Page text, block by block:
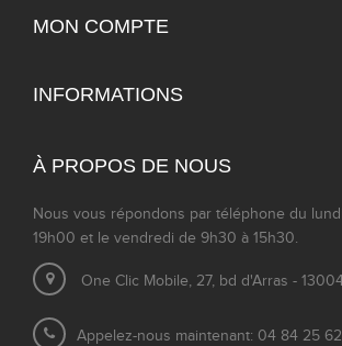
MON COMPTE
INFORMATIONS
À PROPOS DE NOUS
Nous vous répondons par téléphone du
19h00 et le vendredi de 9h30 à 15h30.
One Clic Mobile, 27, bd d'Arras -
Appelez-nous maintenant: 04 84 25